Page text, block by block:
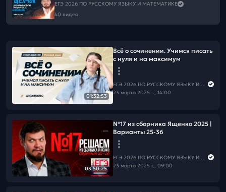
ЕГЭ 2026 ПО РУССКОМУ ЯЗЫКУ И МАТЕМАТИКЕ
40 видео
01:32:53
Всё о сочинении. Учимся писать
с нуля и на максимум
ЕГЭ 2026 ПО РУССКОМУ ЯЗЫКУ И МАТЕМАТИКЕ
23 марта 2025 г., 14:00
03:50:25
№17 из сборника Ященко 2025 |
Варианты 25-36
ЕГЭ 2026 ПО РУССКОМУ ЯЗЫКУ И МАТЕМАТИКЕ
23 марта 2025 г., 09:00